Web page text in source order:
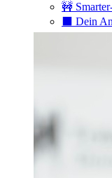
🚧
⬛️ Dein